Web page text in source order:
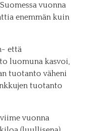
vuonna
enemmän kuin
että
luomuna kasvoi,
tuotanto väheni
tuotanto
vuonna